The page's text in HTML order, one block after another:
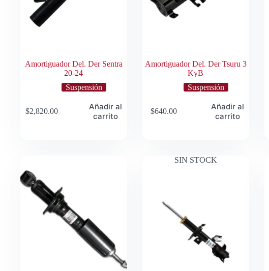
Amortiguador Del. Der Sentra
20-24
Suspensión
$2,820.00
Añadir al
carrito
Amortiguador Del. Der Tsuru 3
KyB
Suspensión
$640.00
Añadir al
carrito
SIN STOCK